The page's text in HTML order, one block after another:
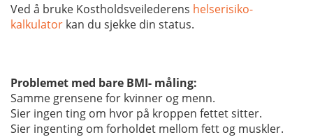
Ved å bruke Kostholdsveilederens helserisiko-
kalkulator kan du sjekke din status.
Problemet med bare BMI- måling:
Samme grensene for kvinner og menn.
Sier ingen ting om hvor på kroppen fettet sitter.
Sier ingenting om forholdet mellom fett og muskler.